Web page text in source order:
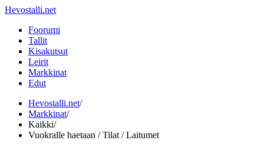
Hevostalli.net
Foorumi
Tallit
Kisakutsut
Leirit
Markkinat
Edut
Hevostalli.net/
Markkinat/
Kaikki/
Vuokralle haetaan / Tilat / Laitumet